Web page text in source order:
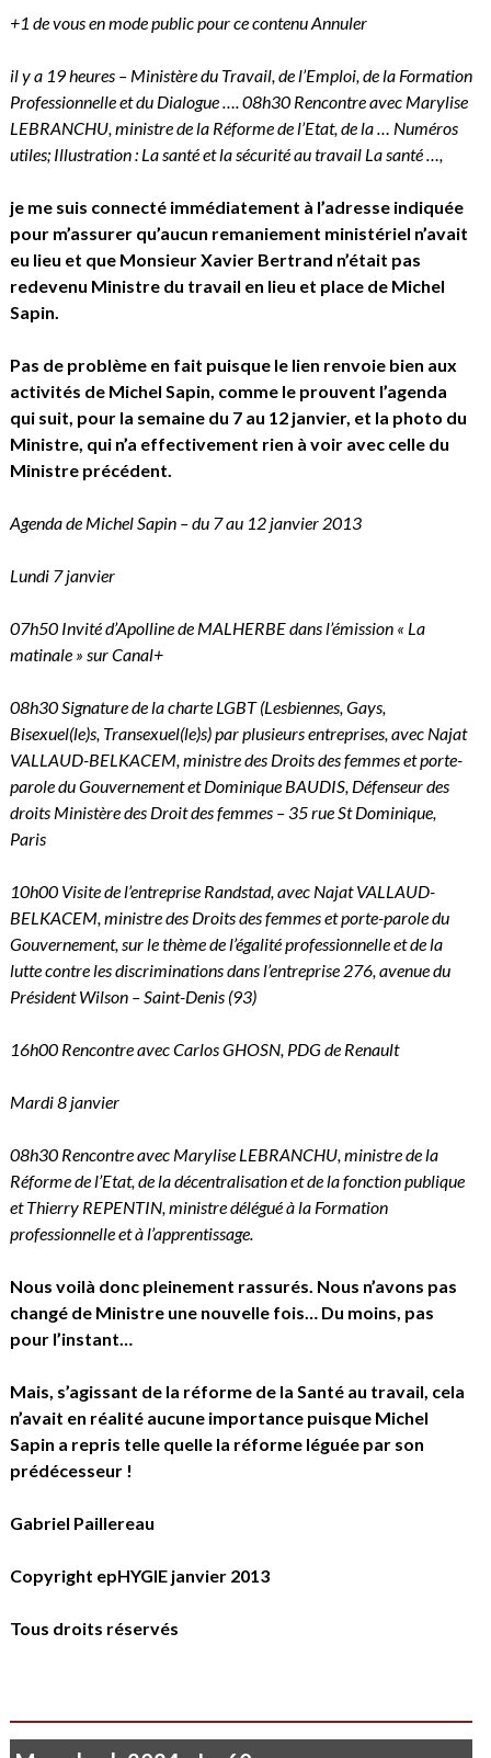
+1 de vous en mode public pour ce contenuAnnuler
il y a 19 heures – Ministère du Travail, de l’Emploi, de la Formation
Professionnelle et du Dialogue …. 08h30 Rencontre avec Marylise
LEBRANCHU, ministre de la Réforme de l’Etat, de la … Numéros
utiles; Illustration : La santé et la sécurité au travail La santé …,
je me suis connecté immédiatement à l’adresse indiquée
pour m’assurer qu’aucun remaniement ministériel n’avait
eu lieu et que Monsieur Xavier Bertrand n’était pas
redevenu Ministre du travail en lieu et place de Michel
Sapin.
Pas de problème en fait puisque le lien renvoie bien aux
activités de Michel Sapin, comme le prouvent l’agenda
qui suit, pour la semaine du 7 au 12 janvier, et la photo du
Ministre, qui n’a effectivement rien à voir avec celle du
Ministre précédent.
Agenda de Michel Sapin – du 7 au 12 janvier 2013
Lundi 7 janvier
07h50 Invité d’Apolline de MALHERBE dans l’émission « La
matinale » sur Canal+
08h30 Signature de la charte LGBT (Lesbiennes, Gays,
Bisexuel(le)s, Transexuel(le)s) par plusieurs entreprises, avec Najat
VALLAUD-BELKACEM, ministre des Droits des femmes et porte-
parole du Gouvernement et Dominique BAUDIS, Défenseur des
droits Ministère des Droit des femmes – 35 rue St Dominique,
Paris
10h00 Visite de l’entreprise Randstad, avec Najat VALLAUD-
BELKACEM, ministre des Droits des femmes et porte-parole du
Gouvernement, sur le thème de l’égalité professionnelle et de la
lutte contre les discriminations dans l’entreprise 276, avenue du
Président Wilson – Saint-Denis (93)
16h00 Rencontre avec Carlos GHOSN, PDG de Renault
Mardi 8 janvier
08h30 Rencontre avec Marylise LEBRANCHU, ministre de la
Réforme de l’Etat, de la décentralisation et de la fonction publique
et Thierry REPENTIN, ministre délégué à la Formation
professionnelle et à l’apprentissage.
Nous voilà donc pleinement rassurés. Nous n’avons pas
changé de Ministre une nouvelle fois… Du moins, pas
pour l’instant…
Mais, s’agissant de la réforme de la Santé au travail, cela
n’avait en réalité aucune importance puisque Michel
Sapin a repris telle quelle la réforme léguée par son
prédécesseur !
Gabriel Paillereau
Copyright epHYGIE janvier 2013
Tous droits réservés